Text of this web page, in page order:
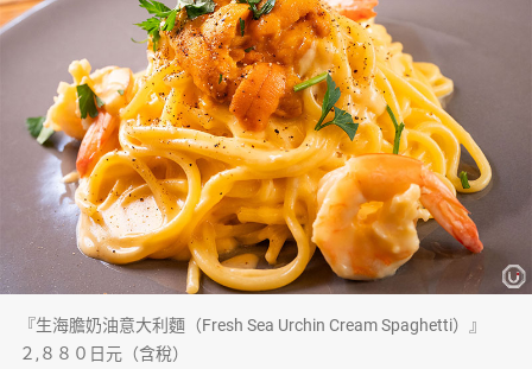
『生海膽奶油意大利麵（Fresh Sea Urchin Cream Spaghetti）』
２,８８０日元（含稅）